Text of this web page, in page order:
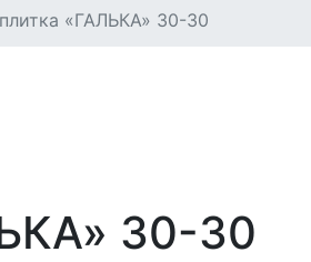
«ГАЛЬКА» 30-30
30-30